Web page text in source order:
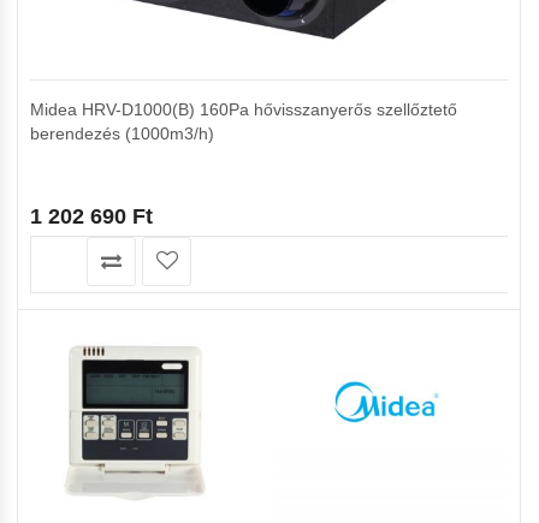
Midea HRV-D1000(B) 160Pa hővisszanyerős szellőztető
berendezés (1000m3/h)
1 202 690 Ft